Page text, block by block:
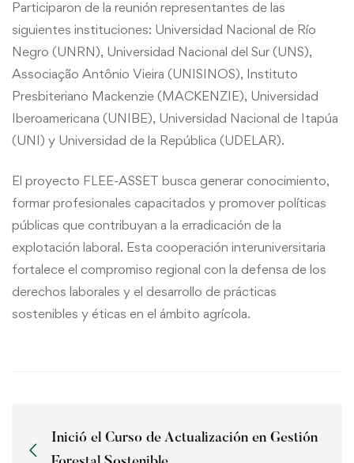
Participaron de la reunión representantes de las
siguientes instituciones: Universidad Nacional de Río
Negro (UNRN), Universidad Nacional del Sur (UNS),
Associação Antônio Vieira (UNISINOS), Instituto
Presbiteriano Mackenzie (MACKENZIE), Universidad
Iberoamericana (UNIBE), Universidad Nacional de Itapúa
(UNI) y Universidad de la República (UDELAR).
El proyecto FLEE-ASSET busca generar conocimiento,
formar profesionales capacitados y promover políticas
públicas que contribuyan a la erradicación de la
explotación laboral. Esta cooperación interuniversitaria
fortalece el compromiso regional con la defensa de los
derechos laborales y el desarrollo de prácticas
sostenibles y éticas en el ámbito agrícola.
Inició el Curso de Actualización en Gestión